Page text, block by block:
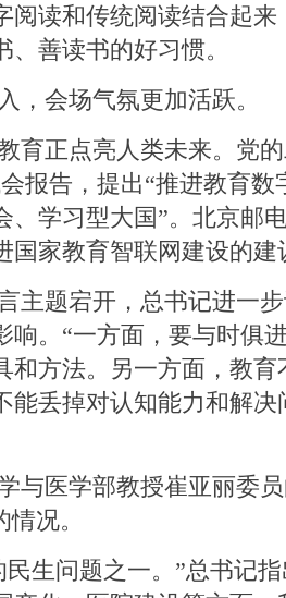
阅读和传统阅读结合起
善读书的好习惯。
，会场气氛更加活跃。
育正点亮人类未来。党
报告，提出“推进教育数
、学习型大国”。北京邮
国家教育智联网建设的建
主题宕开，总书记进一
响。“一方面，要与时俱
和方法。另一方面，教
能丢掉对认知能力和解决
与医学部教授崔亚丽委
况。
民生问题之一。”总书记